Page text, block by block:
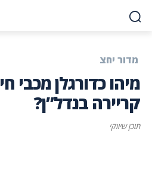
מדור יחצ
מיהו כדורגלן מכבי
קריירה בנדל”ן?
תוכן שיווקי